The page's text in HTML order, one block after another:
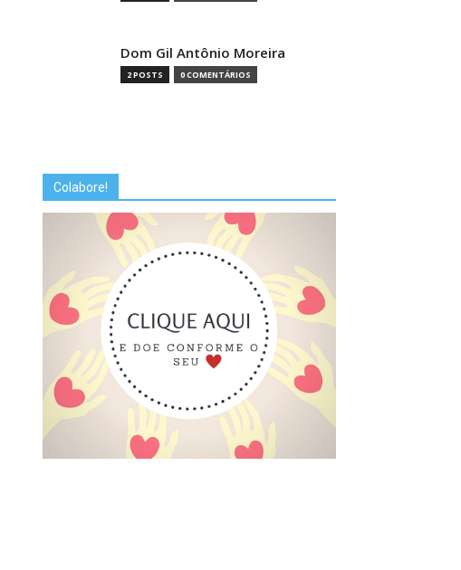
Dom Gil Antônio Moreira
2 POSTS 0 COMENTÁRIOS
Colabore!